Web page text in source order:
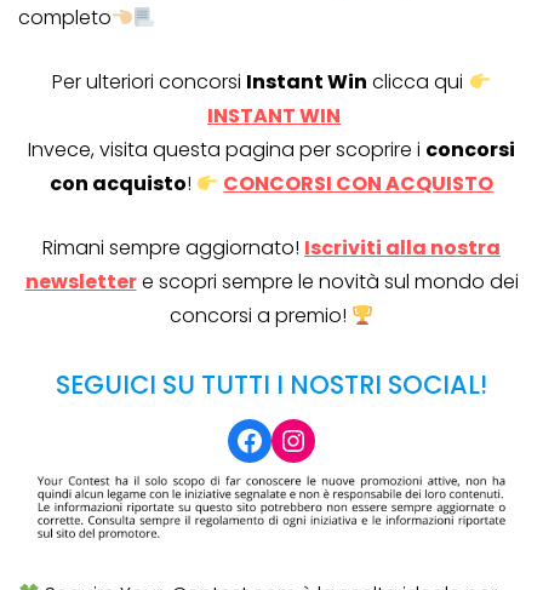
completo
Per ulteriori concorsi Instant Win clicca qui
INSTANT WIN
Invece, visita questa pagina per scoprire i concorsi
con acquisto! CONCORSI CON ACQUISTO
Rimani sempre aggiornato! Iscriviti alla nostra
newslettere scopri sempre le novità sul mondo dei
concorsi a premio!
SEGUICI SU TUTTI I NOSTRI SOCIAL!
Facebook
Instagram